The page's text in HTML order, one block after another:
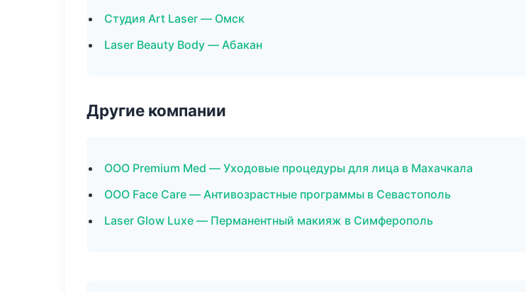
Студия Art Laser — Омск
Laser Beauty Body — Абакан
Другие компании
ООО Premium Med — Уходовые процедуры для лица в Махачкала
ООО Face Care — Антивозрастные программы в Севастополь
Laser Glow Luxe — Перманентный макияж в Симферополь